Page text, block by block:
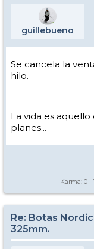
guillebueno
Se cancela la
hilo.
La vida es
planes...
Karma: 0 -
Re: Botas
325mm.